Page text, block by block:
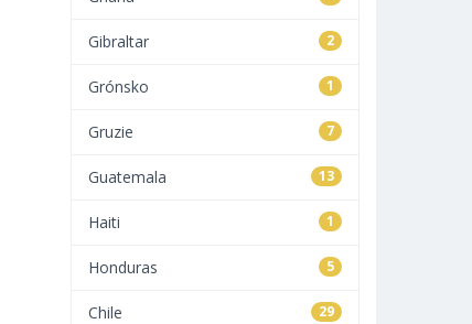
2
Gibraltar
1
Grónsko
7
Gruzie
13
Guatemala
1
Haiti
5
Honduras
29
Chile